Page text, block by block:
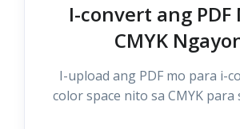
I-convert ang PDF
CMYK
I-upload ang PDF mo para i-
color space nito sa CMYK